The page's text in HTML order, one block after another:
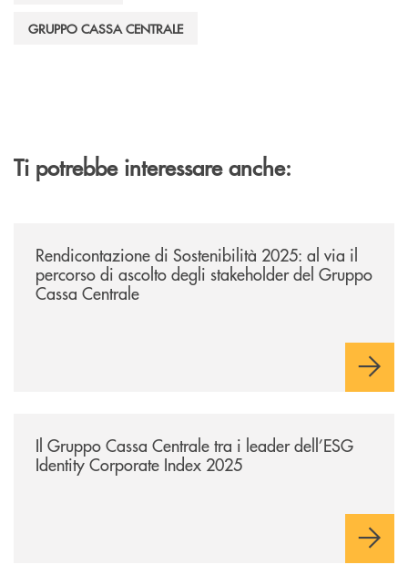
GRUPPO CASSA CENTRALE
Ti potrebbe interessare anche:
Rendicontazione di Sostenibilità 2025: al via il
percorso di ascolto degli stakeholder del Gruppo
Cassa Centrale
Il Gruppo Cassa Centrale tra i leader dell’ESG
Identity Corporate Index 2025